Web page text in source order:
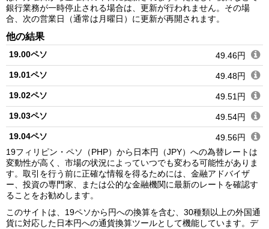
銀行業務が一時停止される場合は、更新が行われません。その場
合、次の営業日（通常は月曜日）に更新が再開されます。
他の結果
19.00ペソ
49.46円
19.01ペソ
49.48円
19.02ペソ
49.51円
19.03ペソ
49.54円
19.04ペソ
49.56円
19.05ペソ
49.59円
19.06ペソ
49.62円
19.07ペソ
19.08ペソ
49.67円
19フィリピン・ペソ（PHP）から日本円（JPY）への為替レートは
変動性が高く、市場の状況によっていつでも変わる可能性がありま
す。取引を行う前に正確な情報を得るためには、金融アドバイザ
ー、投資の専門家、または公的な金融機関に最新のレートを確認す
ることをお勧めします。
このサイトは、19ペソから円への換算を含む、30種類以上の外国通
貨に対応した日本円への通貨換算ツールとして機能しています。デ